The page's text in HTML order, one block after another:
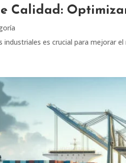
Calidad:
industriales es crucial para mejorar